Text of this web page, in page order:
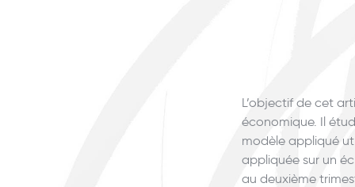
L’objectif de cet
économique. Il
modèle appliqué
appliquée sur un
au deuxième